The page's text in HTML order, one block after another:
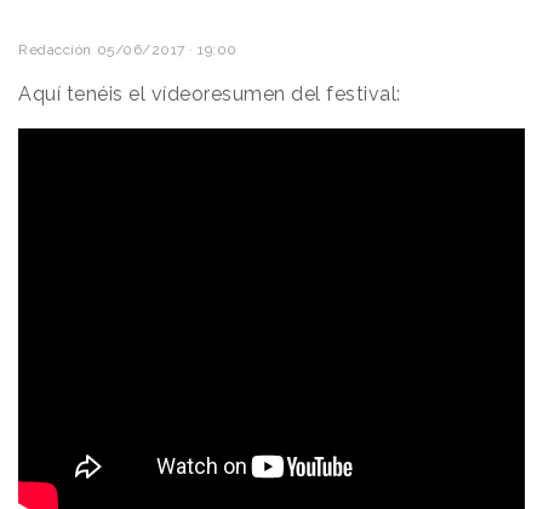
Redacción 05/06/2017 · 19:00
Aquí tenéis el vídeoresumen del festival: